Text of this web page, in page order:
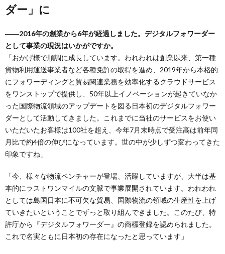
ダー」に
――2016年の創業から6年が経過しました。デジタルフォワーダー
として事業の現況はいかがですか。
「おかげ様で順調に成長しています。われわれは創業以来、第一種
貨物利用運送事業者など各種免許の取得を進め、2019年から本格的
にフォワーディングと貿易関連業務を効率化するクラウドサービス
をワンストップで提供し、50年以上イノベーションが起きていなか
った国際物流領域のアップデートを図る日本初のデジタルフォワー
ダーとして活動してきました。これまでに当社のサービスをお使い
いただいたお客様は100社を超え、今年7月末時点で受注高は前年同
月比で約4倍の伸びになっています。世の中が少しずつ変わってきた
印象ですね」
「今、様々な物流ベンチャーが登場、活躍していますが、大半は基
本的にラストワンマイルの文脈で事業展開されています。われわれ
としては島国日本に不可欠な貿易、国際物流の領域の生産性を上げ
ていきたいということでずっと取り組んできました。このたび、特
許庁から『デジタルフォワーダー』の商標登録を認められました。
これで名実ともに日本初の存在になったと思っています」